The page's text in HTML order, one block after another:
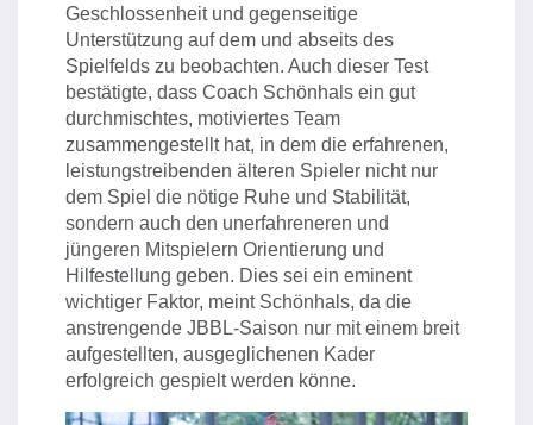
Geschlossenheit und gegenseitige
Unterstützung auf dem und abseits des
Spielfelds zu beobachten. Auch dieser Test
bestätigte, dass Coach Schönhals ein gut
durchmischtes, motiviertes Team
zusammengestellt hat, in dem die erfahrenen,
leistungstreibenden älteren Spieler nicht nur
dem Spiel die nötige Ruhe und Stabilität,
sondern auch den unerfahreneren und
jüngeren Mitspielern Orientierung und
Hilfestellung geben. Dies sei ein eminent
wichtiger Faktor, meint Schönhals, da die
anstrengende JBBL-Saison nur mit einem breit
aufgestellten, ausgeglichenen Kader
erfolgreich gespielt werden könne.